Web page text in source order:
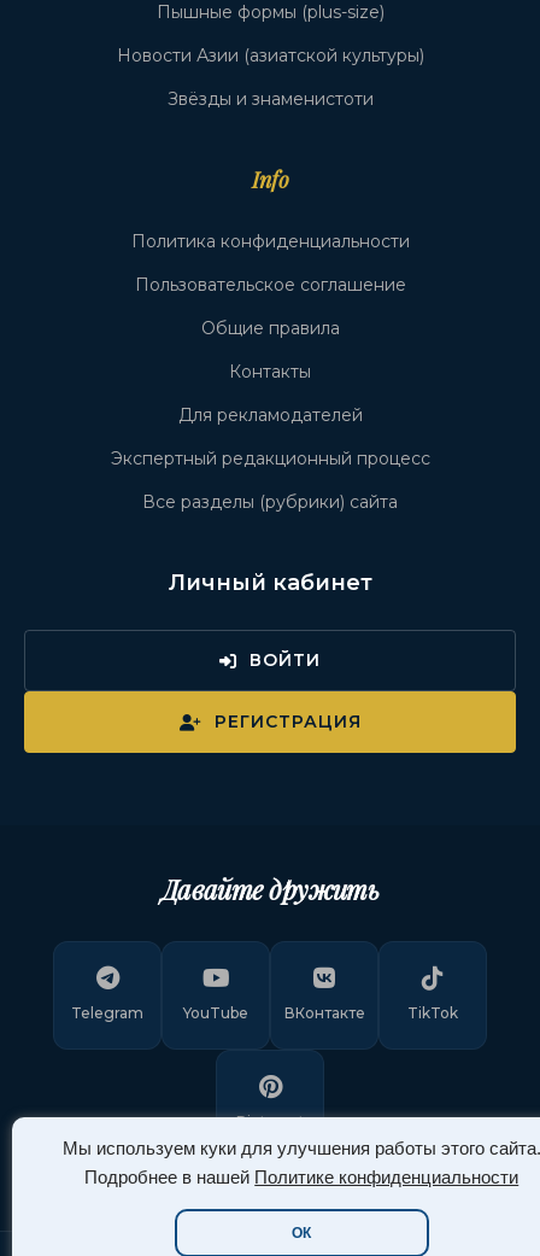
Мы используем куки для улучшения работы этого сайта.
Подробнее в нашей Политике конфиденциальности
ОК
Пышные формы (plus-size)
Новости Азии (азиатской культуры)
Звёзды и знаменистоти
Info
Политика конфиденциальности
Пользовательское соглашение
Общие правила
Контакты
Для рекламодателей
Экспертный редакционный процесс
Все разделы (рубрики) сайта
Личный кабинет
ВОЙТИ
РЕГИСТРАЦИЯ
Давайте дружить
Telegram YouTube ВКонтакте TikTok
Pinterest